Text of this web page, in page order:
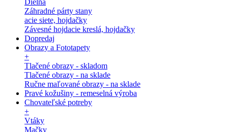
Dielňa
Záhradné párty stany
acie siete, hojdačky
Závesné hojdacie kreslá, hojdačky
Dopredaj
Obrazy a Fototapety
+
Tlačené obrazy - skladom
Tlačené obrazy - na sklade
Ručne maľované obrazy - na sklade
Pravé kožušiny - remeselná výroba
Chovateľské potreby
+
Vtáky
Mačky